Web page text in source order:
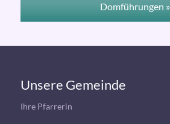
Domführungen »
Unsere Gemeinde
Ihre Pfarrerin